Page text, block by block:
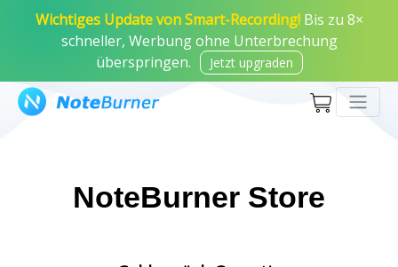
Wichtiges Update von Smart-Recording!Bis zu 8×
schneller, Werbung ohne Unterbrechung
überspringen.
Jetzt upgraden
NoteBurner Store